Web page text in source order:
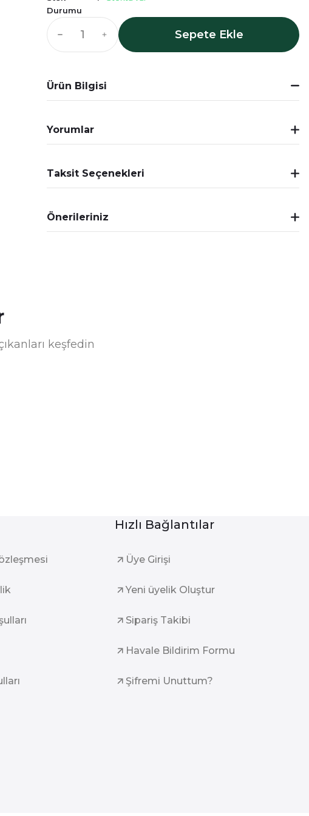
Durumu
Sepete Ekle
Ürün Bilgisi
Yorumlar
Taksit Seçenekleri
Önerileriniz
keşfedin
Hızlı Bağlantılar
Üye Girişi
Yeni üyelik Oluştur
Sipariş Takibi
Havale Bildirim Formu
Şifremi Unuttum?